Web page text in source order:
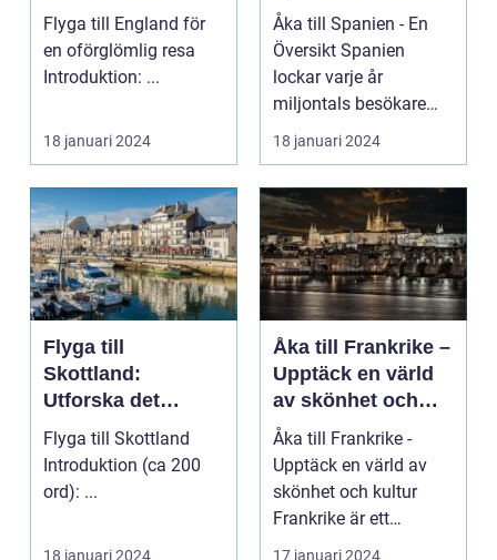
Resmöjligheter
Flyga till England för
en oförglömlig resa
Introduktion: ...
18 januari 2024
det
Mångfacetterade
Spanien
Åka till Spanien - En
Översikt Spanien
lockar varje år
miljontals besökare
med sina fantastiska
str...
18 januari 2024
Flyga till
Skottland:
Utforska det
majestätiska
landet
Flyga till Skottland
Introduktion (ca 200
ord): ...
18 januari 2024
Åka till Frankrike –
Upptäck en värld
av skönhet och
kultur
Åka till Frankrike -
Upptäck en värld av
skönhet och kultur
Frankrike är ett
fantastiskt land som
17 januari 2024